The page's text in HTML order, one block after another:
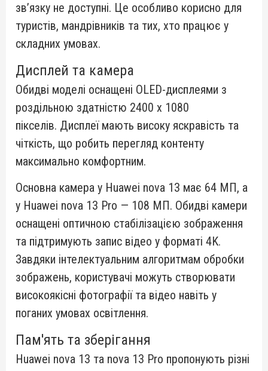
зв’язку не доступні. Це особливо корисно для
туристів, мандрівників та тих, хто працює у
складних умовах.
Дисплей та камера
Обидві моделі оснащені OLED-дисплеями з
роздільною здатністю 2400 x 1080
пікселів. Дисплеї мають високу яскравість та
чіткість, що робить перегляд контенту
максимально комфортним.
Основна камера у Huawei nova 13 має 64 МП, а
у Huawei nova 13 Pro — 108 МП. Обидві камери
оснащені оптичною стабілізацією зображення
та підтримують запис відео у форматі 4K.
Завдяки інтелектуальним алгоритмам обробки
зображень, користувачі можуть створювати
високоякісні фотографії та відео навіть у
поганих умовах освітлення.
Пам'ять та зберігання
Huawei nova 13 та nova 13 Pro пропонують різні